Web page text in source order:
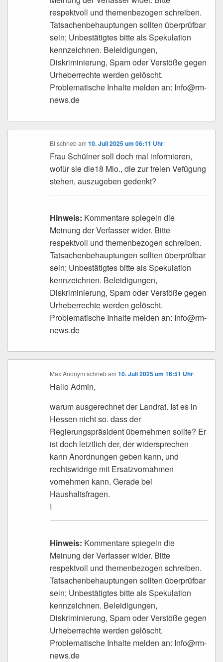
respektvoll und themenbezogen schreiben.
Tatsachenbehauptungen sollten überprüfbar
sein; Unbestätigtes bitte als Spekulation
kennzeichnen. Beleidigungen,
Diskriminierung, Spam oder Verstöße gegen
Urheberrechte werden gelöscht.
Problematische Inhalte melden an: Info@rm-
news.de
BI schriebam10. Juli 2025 um 06:11 Uhr:
Frau Schülner soll doch mal informieren,
wofür sie die18 Mio., die zur freien Vefügung
stehen, auszugeben gedenkt?
Hinweis: Kommentare spiegeln die
Meinung der Verfasser wider. Bitte
respektvoll und themenbezogen schreiben.
Tatsachenbehauptungen sollten überprüfbar
sein; Unbestätigtes bitte als Spekulation
kennzeichnen. Beleidigungen,
Diskriminierung, Spam oder Verstöße gegen
Urheberrechte werden gelöscht.
Problematische Inhalte melden an: Info@rm-
news.de
Max Anonym schriebam10. Juli 2025 um 16:51 Uhr:
Hallo Admin,
warum ausgerechnet der Landrat. Ist es in
Hessen nicht so. dass der
Regierungspräsident übernehmen sollte? Er
ist doch letztlich der, der widersprechen
kann Anordnungen geben kann, und
rechtswidrige mit Ersatzvornahmen
vornehmen kann. Gerade bei
Haushaltsfragen.
I
Hinweis: Kommentare spiegeln die
Meinung der Verfasser wider. Bitte
respektvoll und themenbezogen schreiben.
Tatsachenbehauptungen sollten überprüfbar
sein; Unbestätigtes bitte als Spekulation
kennzeichnen. Beleidigungen,
Diskriminierung, Spam oder Verstöße gegen
Urheberrechte werden gelöscht.
Problematische Inhalte melden an: Info@rm-
news.de